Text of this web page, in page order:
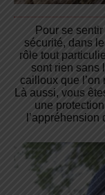
Pour se
sécurité, dans
rôle tout
sont rien sans
cailloux que
Là aussi, vous
une